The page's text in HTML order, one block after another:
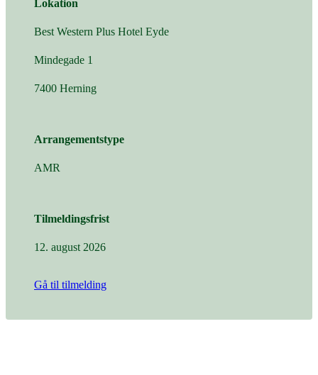
Lokation
Best Western Plus Hotel Eyde
Mindegade 1
7400 Herning
Arrangementstype
AMR
Tilmeldingsfrist
12. august 2026
Gå til tilmelding